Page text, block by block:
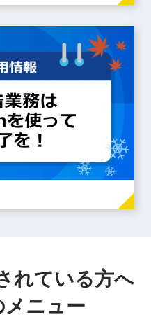
れている方へ
ニュー